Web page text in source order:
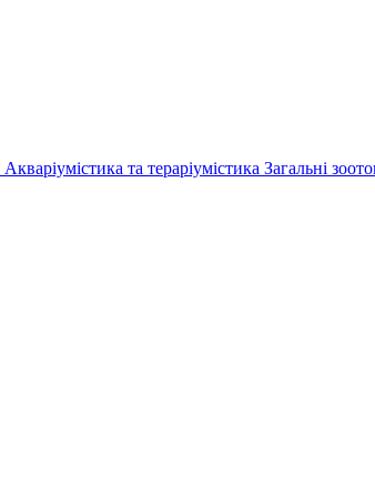
Акваріумістика та тераріумістика Загальні